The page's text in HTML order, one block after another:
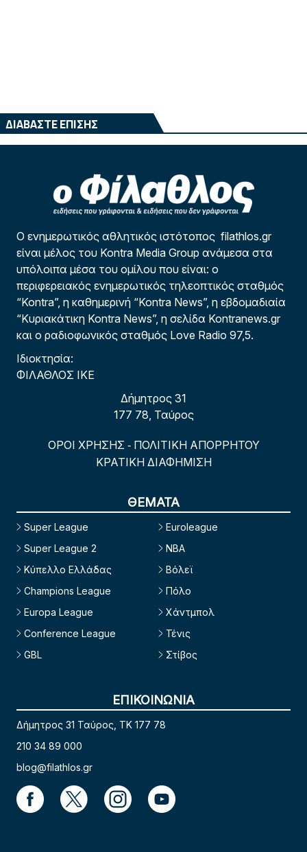
ΔΙΑΒΑΣΤΕ ΕΠΙΣΗΣ
Ο ενημερωτικός αθλητικός ιστότοπος filathlos.gr
είναι μέλος του Kontra Media Group ανάμεσα στα
υπόλοιπα μέσα του ομίλου που είναι: ο
περιφερειακός ενημερωτικός τηλεοπτικός σταθμός
“Kontra”, η καθημερινή “Kontra News”, η εβδομαδιαία
“Κυριακάτικη Kontra News”, η σελίδα Kontranews.gr
και ο ραδιοφωνικός σταθμός Love Radio 97,5.
Ιδιοκτησία:
ΦΙΛΑΘΛΟΣ ΙΚΕ
Δήμητρος 31
177 78, Ταύρος
ΟΡΟΙ ΧΡΗΣΗΣ - ΠΟΛΙΤΙΚΗ ΑΠΟΡΡΗΤΟΥ
ΚΡΑΤΙΚΗ ΔΙΑΦΗΜΙΣΗ
ΘΕΜΑΤΑ
Super League
Super League 2
Κύπελλο Ελλάδας
Champions League
Europa League
Conference League
GBL
Euroleague
NBA
Βόλεϊ
Πόλο
Χάντμπολ
Τένις
Στίβος
ΕΠΙΚΟΙΝΩΝΙΑ
Δήμητρος 31 Ταύρος, TK 177 78
210 34 89 000
blog@filathlos.gr